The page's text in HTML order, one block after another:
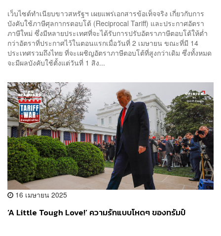
เว็บไซต์ทำเนียบขาวสหรัฐฯ เผยแพร่เอกสารข้อเท็จจริง เกี่ยวกับการ
บังคับใช้ภาษีศุลกากรตอบโต้ (Reciprocal Tariff) และประกาศอัตรา
ภาษีใหม่ ซึ่งมีหลายประเทศที่จะได้รับการปรับอัตราภาษีตอบโต้ให้ต่ำ
กว่าอัตราที่ประกาศไว้ในตอนแรกเมื่อวันที่ 2 เมษายน ขณะที่มี 14
ประเทศรวมถึงไทย ที่จะเผชิญอัตราภาษีตอบโต้ที่สูงกว่าเดิม ซึ่งทั้งหมด
จะมีผลบังคับใช้ตั้งแต่วันที่ 1 สิง...
16 เมษายน 2025
‘A Little Tough Love!’ ความรักแบบโหดๆ ของทรัมป์